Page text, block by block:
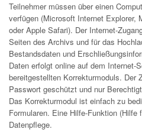
Teilnehmer müssen über einen
verfügen (Microsoft Internet Explorer,
oder Apple Safari). Der Internet-
Seiten des Archivs und für das
Bestandsdaten und
Daten erfolgt online auf dem Internet-
bereitgestellten Korrekturmoduls. Der
Passwort geschützt und nur
Das Korrekturmodul ist einfach zu
Formularen. Eine Hilfe-Funktion
Datenpflege.